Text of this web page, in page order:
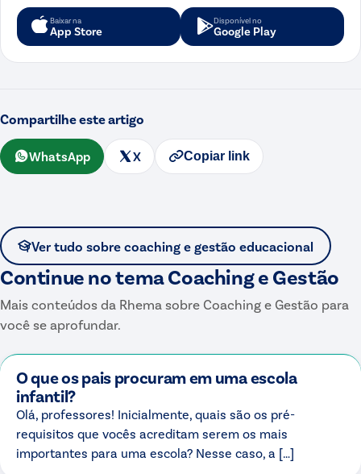
Baixar na
App Store
Disponível no
Google Play
Compartilhe este artigo
WhatsApp X Copiar link
Ver tudo sobre coaching e gestão educacional
Continue no temaCoaching e Gestão
Mais conteúdos da Rhema sobre Coaching e Gestão para
você se aprofundar.
O que os pais procuram em uma escola
infantil?
Olá, professores! Inicialmente, quais são os pré-
requisitos que vocês acreditam serem os mais
importantes para uma escola? Nesse caso, a […]